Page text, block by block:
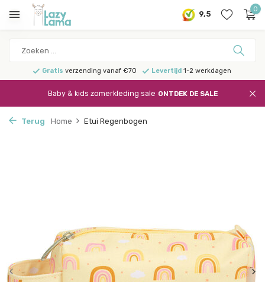
9,5
0
Gratis verzending vanaf €70 Levertijd1-2 werkdagen
Baby & kids zomerkleding sale ONTDEK DE SALE
Terug Home Etui Regenbogen